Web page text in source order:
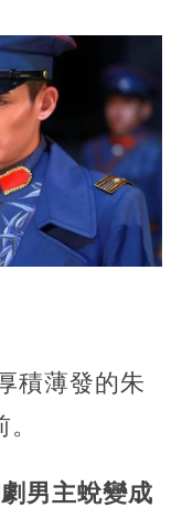
積薄發的朱
男主蛻變成